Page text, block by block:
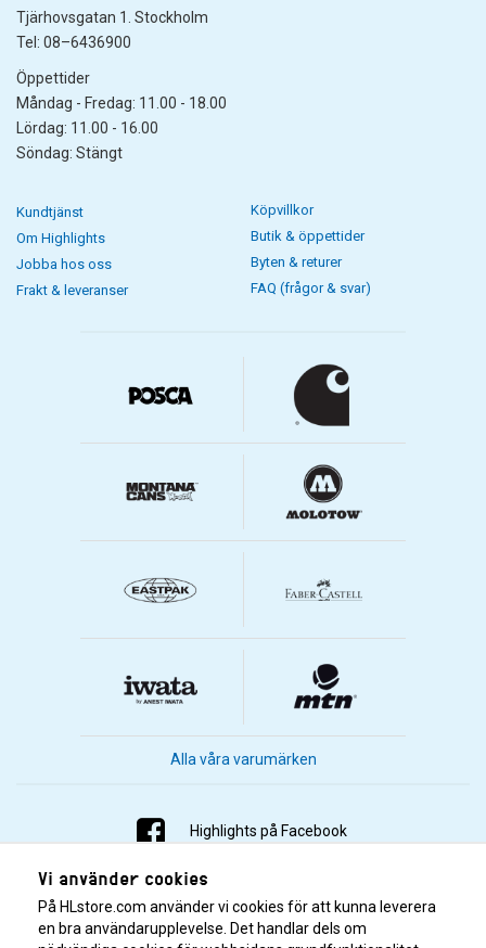
Tjärhovsgatan 1. Stockholm
Tel: 08–6436900
Öppettider
Måndag - Fredag: 11.00 - 18.00
Lördag: 11.00 - 16.00
Söndag: Stängt
Kundtjänst
Om Highlights
Jobba hos oss
Frakt & leveranser
Köpvillkor
Butik & öppettider
Byten & returer
FAQ (frågor & svar)
Alla våra varumärken
Highlights på Facebook
Highlights på Instagram
Highlights på Youtube
Vi använder cookies
På HLstore.com använder vi cookies för att kunna leverera
en bra användarupplevelse. Det handlar dels om